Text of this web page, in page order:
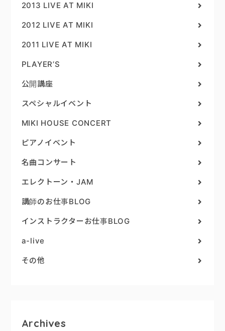
2013 LIVE AT MIKI
2012 LIVE AT MIKI
2011 LIVE AT MIKI
PLAYER’S
公開講座
スペシャルイベント
MIKI HOUSE CONCERT
ピアノイベント
名曲コンサート
エレクトーン・JAM
講師のお仕事BLOG
インストラクターお仕事BLOG
a-live
その他
Archives